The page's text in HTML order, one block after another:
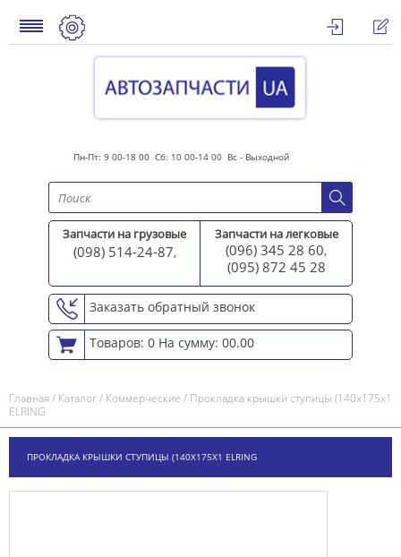
Пн-Пт: 9 00-18 00 Сб: 10 00-14 00 Вс - Выходной
Запчасти на грузовые
(098) 514-24-87,
Запчасти на легковые
(096) 345 28 60,
(095) 872 45 28
Заказать обратный звонок
Товаров: 0 На сумму: 00.00
Главная/ Каталог/ Коммерческие / Прокладка крышки ступицы (140х175х1
ELRING
ПРОКЛАДКА КРЫШКИ СТУПИЦЫ (140Х175Х1 ELRING